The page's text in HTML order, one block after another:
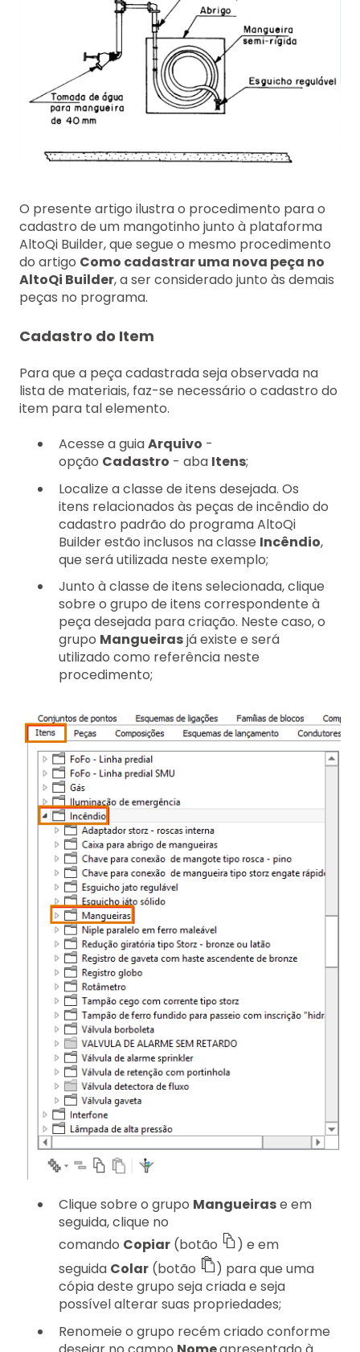
O presente artigo ilustra o procedimento para o
cadastro de um mangotinho junto à plataforma
AltoQi Builder, que segue o mesmo procedimento
do artigo Como cadastrar uma nova peça no
AltoQi Builder, a ser considerado junto às demais
peças no programa.
Cadastro do Item
Para que a peça cadastrada seja observada na
lista de materiais, faz-se necessário o cadastro do
item para tal elemento.
Acesse a guiaArquivo -
opção Cadastro - aba Itens;
Localize a classe de itens desejada. Os
itens relacionados às peças de incêndio do
cadastro padrão do programa AltoQi
Builder estão inclusos na classe Incêndio,
que será utilizada neste exemplo;
Junto à classe de itens selecionada, clique
sobre o grupo de itens correspondente à
peça desejada para criação. Neste caso, o
grupo Mangueirasjá existe e será
utilizado como referência neste
procedimento;
Clique sobre o grupo Mangueirase em
seguida, clique no
comando Copiar (botão
) e em
seguida Colar (botão
) para que uma
cópia deste grupo seja criada e seja
possível alterar suas propriedades;
Renomeie o grupo recém criado conforme